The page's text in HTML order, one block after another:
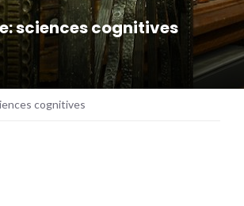
sciences cognitives
cognitives